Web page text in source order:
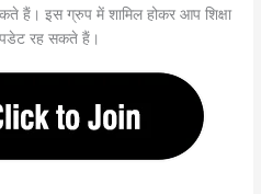
हैं। इस ग्रुप में शामिल होकर आप शिक्षा
रह सकते हैं।